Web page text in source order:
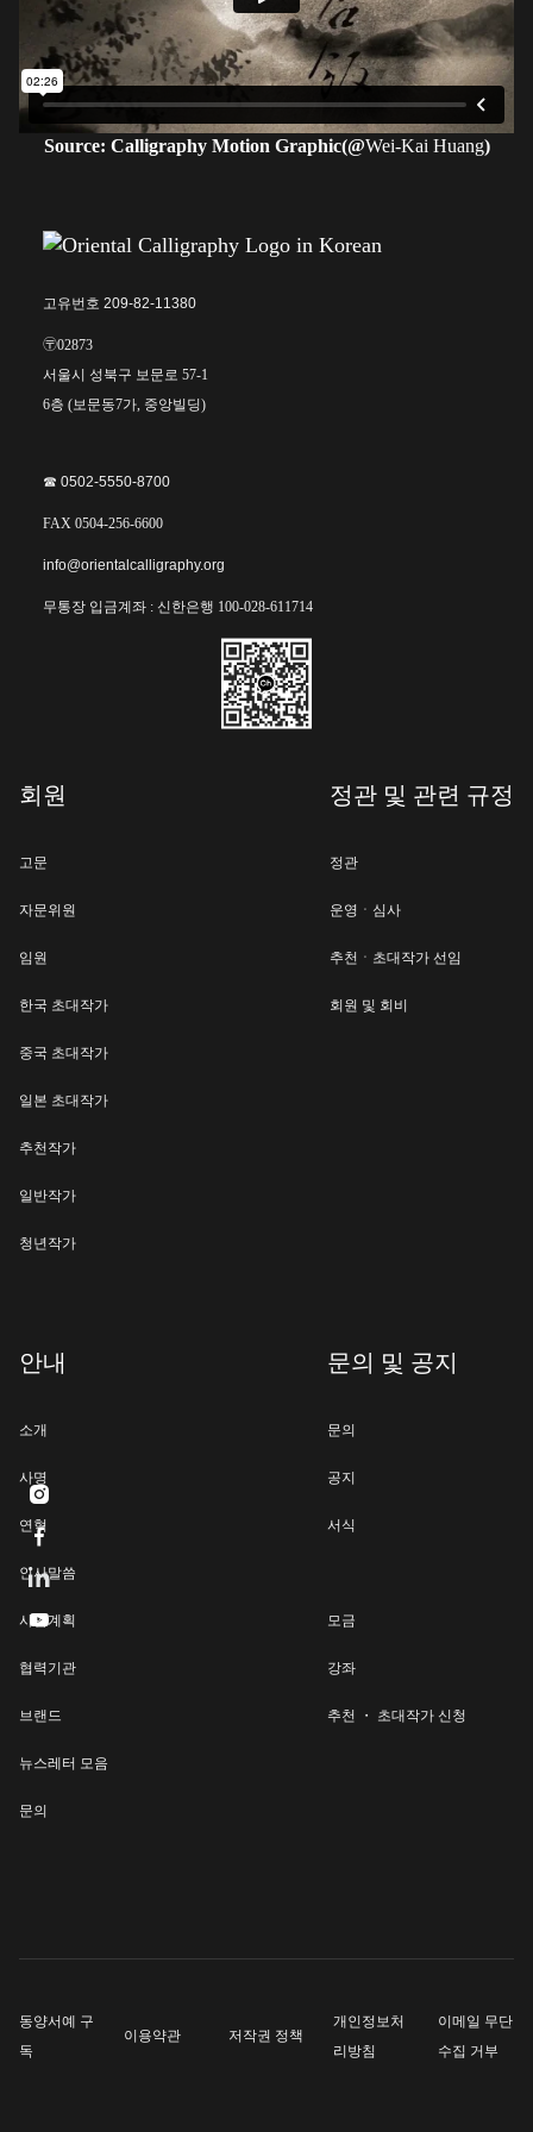
Source: Calligraphy Motion Graphic(@Wei-Kai Huang)
고유번호 209-82-11380
〶02873
서울시 성북구 보문로 57-1
6층 (보문동7가, 중앙빌딩)
☎︎ 0502-5550-8700
FAX 0504-256-6600
info@orientalcalligraphy.org
무통장 입금계좌 : 신한은행 100-028-611714
회원
고문
자문위원
임원
한국 초대작가
중국 초대작가
일본 초대작가
추천작가
일반작가
청년작가
정관 및 관련 규정
정관
운영ㆍ심사
추천ㆍ초대작가 선임
회원 및 회비
안내
소개
사명
연혁
인사말씀
사업계획
협력기관
브랜드
뉴스레터 모음
문의
문의 및 공지
문의
공지
서식
모금
강좌
추천 ・ 초대작가 신청
동양서예 구
독
이용약관 저작권 정책
개인정보처
리방침
이메일 무단
수집 거부


